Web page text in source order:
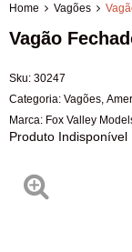
Home Vagões
Vagão
Sku: 30247
Categoria: Vagões
Marca: Fox Valley
Produto Indisponível